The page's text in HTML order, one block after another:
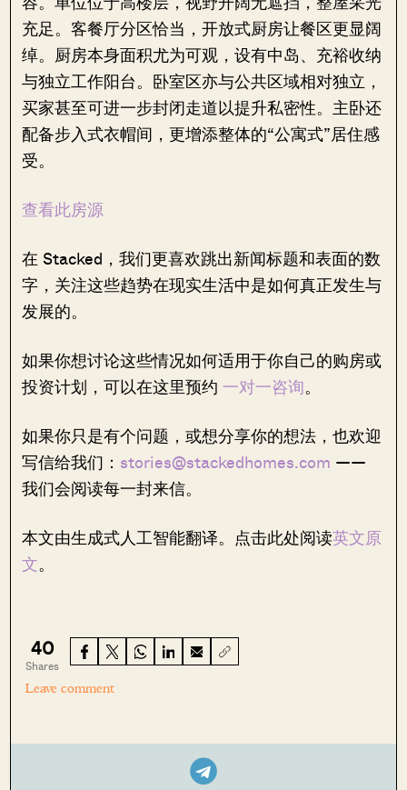
充足。客餐厅分区恰当，开放式厨房让餐区更显阔
绰。厨房本身面积尤为可观，设有中岛、充裕收纳
与独立工作阳台。卧室区亦与公共区域相对独立，
买家甚至可进一步封闭走道以提升私密性。主卧还
配备步入式衣帽间，更增添整体的“公寓式”居住感
受。
查看此房源
在 Stacked，我们更喜欢跳出新闻标题和表面的数
字，关注这些趋势在现实生活中是如何真正发生与
发展的。
如果你想讨论这些情况如何适用于你自己的购房或
投资计划，可以在这里预约 一对一咨询。
如果你只是有个问题，或想分享你的想法，也欢迎
写信给我们： stories@stackedhomes.com ——
我们会阅读每一封来信。
本文由生成式人工智能翻译。点击此处阅读英文原
文。
40
Shares
Leave comment